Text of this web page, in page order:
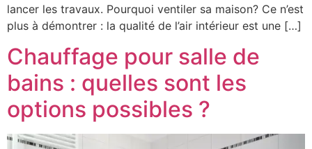
lancer les travaux. Pourquoi ventiler sa maison? Ce n’est
plus à démontrer : la qualité de l’air intérieur est une […]
Chauffage pour salle de
bains : quelles sont les
options possibles ?